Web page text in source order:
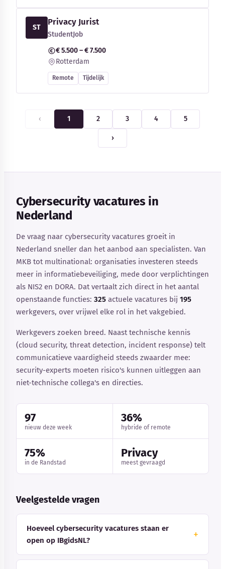
ST
Privacy Jurist
StudentJob
€ 5.500 – € 7.500
Rotterdam
Remote Tijdelijk
‹ 1 2 3 4 5
›
Cybersecurity vacatures in
Nederland
De vraag naar cybersecurity vacatures groeit in
Nederland sneller dan het aanbod aan specialisten. Van
MKB tot multinational: organisaties investeren steeds
meer in informatiebeveiliging, mede door verplichtingen
als NIS2 en DORA. Dat vertaalt zich direct in het aantal
openstaande functies: 325 actuele vacatures bij 195
werkgevers, over vrijwel elke rol in het vakgebied.
Werkgevers zoeken breed. Naast technische kennis
(cloud security, threat detection, incident response) telt
communicatieve vaardigheid steeds zwaarder mee:
security-experts moeten risico's kunnen uitleggen aan
niet-technische collega's en directies.
97
nieuw deze week
36%
hybride of remote
75%
in de Randstad
Privacy
meest gevraagd
Veelgestelde vragen
Hoeveel cybersecurity vacatures staan er
open op IBgidsNL?